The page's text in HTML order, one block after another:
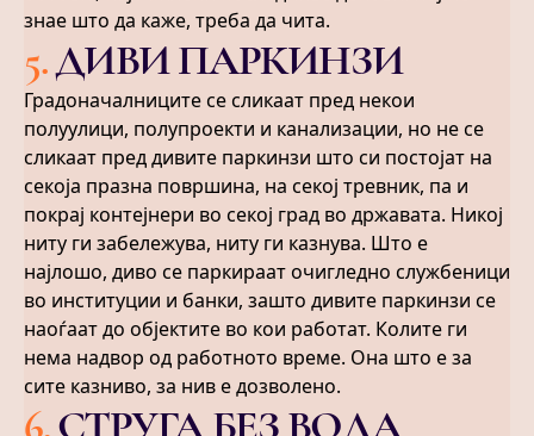
знае што да каже, треба да чита.
5.ДИВИ ПАРКИНЗИ
Градоначалниците се сликаат пред некои
полуулици, полупроекти и канализации, но не се
сликаат пред дивите паркинзи што си постојат на
секоја празна површина, на секој тревник, па и
покрај контејнери во секој град во државата. Никој
ниту ги забележува, ниту ги казнува. Што е
најлошо, диво се паркираат очигледно службеници
во институции и банки, зашто дивите паркинзи се
наоѓаат до објектите во кои работат. Колите ги
нема надвор од работното време. Она што е за
сите казниво, за нив е дозволено.